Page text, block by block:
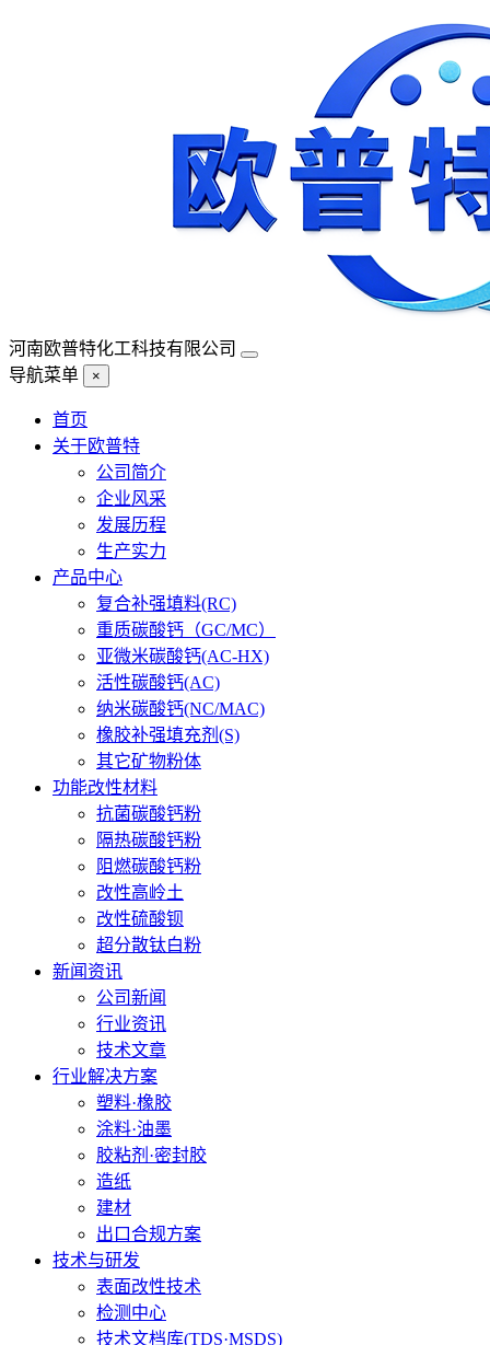
河南欧普特化工科技有限公司
导航菜单
×
首页
关于欧普特
公司简介
企业风采
发展历程
生产实力
产品中心
复合补强填料(RC)
重质碳酸钙（GC/MC）
亚微米碳酸钙(AC-HX)
活性碳酸钙(AC)
纳米碳酸钙(NC/MAC)
橡胶补强填充剂(S)
其它矿物粉体
功能改性材料
抗菌碳酸钙粉
隔热碳酸钙粉
阻燃碳酸钙粉
改性高岭土
改性硫酸钡
超分散钛白粉
新闻资讯
公司新闻
行业资讯
技术文章
行业解决方案
塑料·橡胶
涂料·油墨
胶粘剂·密封胶
造纸
建材
出口合规方案
技术与研发
表面改性技术
检测中心
技术文档库(TDS·MSDS)